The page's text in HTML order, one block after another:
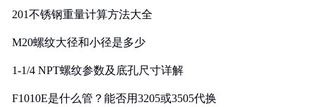
201不锈钢重量计算方法大全
M20螺纹大径和小径是多少
1-1/4 NPT螺纹参数及底孔尺寸详解
F1010E是什么管？能否用3205或3505代换